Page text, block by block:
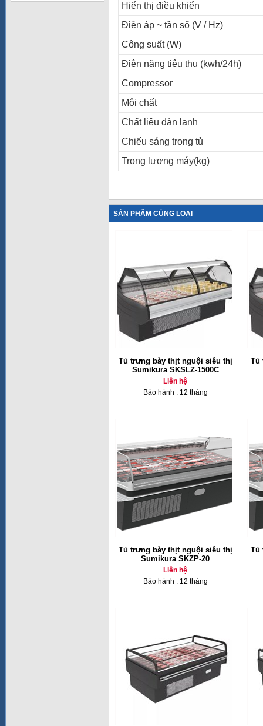
Hiển thị điều khiển
Điện áp ~ tần số (V / Hz)
Công suất (W)
Điện năng tiêu thụ (kwh/24h)
Compressor
Môi chất
Chất liệu dàn lạnh
Chiếu sáng trong tủ
Trọng lượng máy(kg)
SẢN PHẨM CÙNG LOẠI
Tủ trưng bày thịt nguội siêu thị
Sumikura SKSLZ-1500C
Liên hệ
Bảo hành : 12 tháng
Tủ
Tủ trưng bày thịt nguội siêu thị
Sumikura SKZP-20
Liên hệ
Bảo hành : 12 tháng
Tủ